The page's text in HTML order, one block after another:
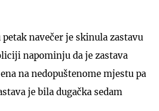
navečer je skinula zastavu
napominju da je zastava
na nedopuštenome mjestu pa
je bila dugačka sedam